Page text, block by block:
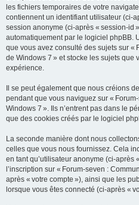
les fichiers temporaires de votre
contiennent un identifiant utilisateur (ci-
session anonyme (ci-après « session-id
automatiquement par le logiciel phpBB.
que vous avez consulté des sujets sur «
de Windows 7 » et stocke les sujets que
expérience.
Il se peut également que nous créions
pendant que vous naviguez sur «
Windows 7 ». Ils n’entrent pas dans le
que des cookies créés par le logiciel
La seconde manière dont nous
celles que vous nous fournissez. Cela
en tant qu’utilisateur anonyme (ci-après
l’inscription sur « Forum-seven :
après « votre compte »), ainsi que les
lorsque vous êtes connecté (ci-après «